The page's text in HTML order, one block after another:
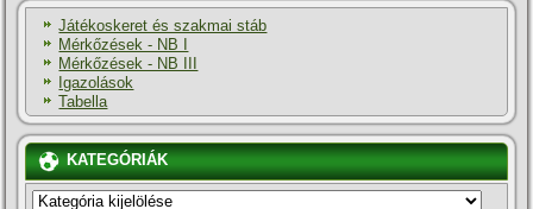
Játékoskeret és szakmai stáb
Mérkőzések - NB I
Mérkőzések - NB III
Igazolások
Tabella
KATEGÓRIÁK
KATEGÓRIÁK